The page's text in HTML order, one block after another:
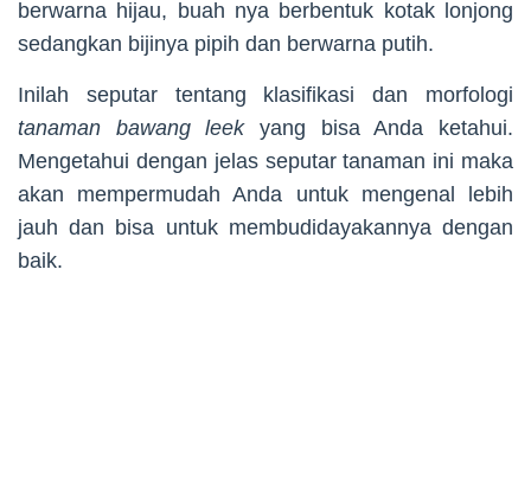
berwarna hijau, buah nya berbentuk kotak lonjong
sedangkan bijinya pipih dan berwarna putih.
Inilah seputar tentang klasifikasi dan morfologi
tanaman bawang leekyang bisa Anda ketahui.
Mengetahui dengan jelas seputar tanaman ini maka
akan mempermudah Anda untuk mengenal lebih
jauh dan bisa untuk membudidayakannya dengan
baik.